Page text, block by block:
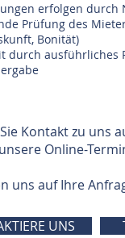
erfolgen durch
Prüfung des
Bonität)
durch ausführliches
Kontakt zu uns
Online-
uns auf Ihre
UNS